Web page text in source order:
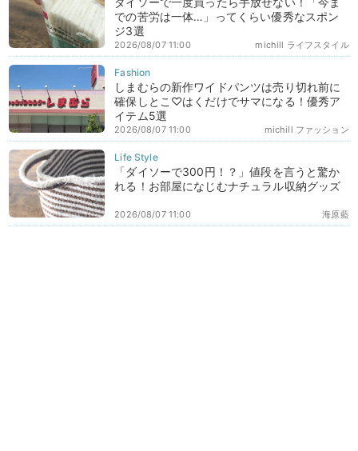
での苦労は一体…」ってくらい優秀なスポン
ジ3選
michill ライフスタイル
2026/08/07 11:00
しまむらの新作ワイドパンツは売り切れ前に
確保しとこ♡はくだけでサマになる！優秀ア
イテム5選
michill ファッション
2026/08/07 11:00
「ダイソーで300円！？」値段を言うと驚か
れる！お部屋になじむナチュラル収納グッズ
海原藍
2026/08/07 11:00